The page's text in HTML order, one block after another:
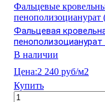
Фальцевые
Фальцевая
В наличии
Цена:2 240 руб/м2
Купить